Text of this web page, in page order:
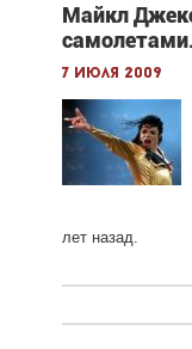
Майкл
7 июля 2009
лет назад.